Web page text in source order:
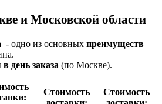
и Московской области
- одно из основных преимуществ
в день заказа (по Москве).
Стои­мость
Стои­мость